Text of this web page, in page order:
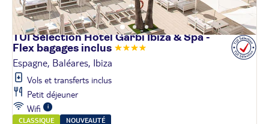
TUI Sélection Hôtel Garbi Ibiza & Spa -
Flex bagages inclus
Espagne, Baléares, Ibiza
Vols et transferts inclus
Petit déjeuner
Wifi
CLASSIQUE NOUVEAUTÉ